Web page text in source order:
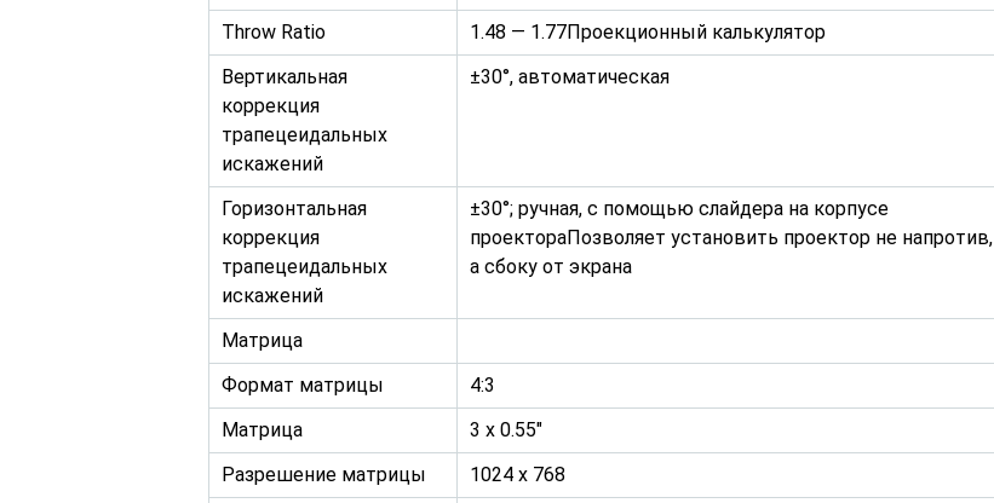
Throw Ratio
1.48 — 1.77Проекционный калькулятор
Вертикальная
коррекция
трапецеидальных
искажений
±30°, автоматическая
Горизонтальная
коррекция
трапецеидальных
искажений
±30°; ручная, с помощью слайдера на корпусе
проектораПозволяет установить проектор не напротив,
а сбоку от экрана
Матрица
Формат матрицы
4:3
Матрица
3 x 0.55″
Разрешение матрицы
1024 x 768